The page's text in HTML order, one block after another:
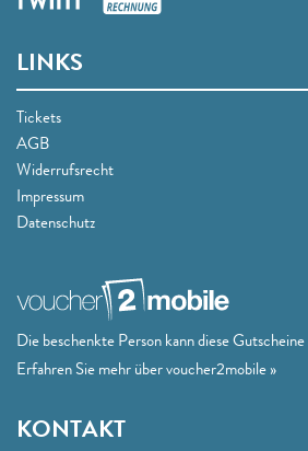
LINKS
Tickets
AGB
Widerrufsrecht
Impressum
Datenschutz
Die beschenkte Person kann diese
Erfahren Sie mehr über voucher2mobile »
KONTAKT